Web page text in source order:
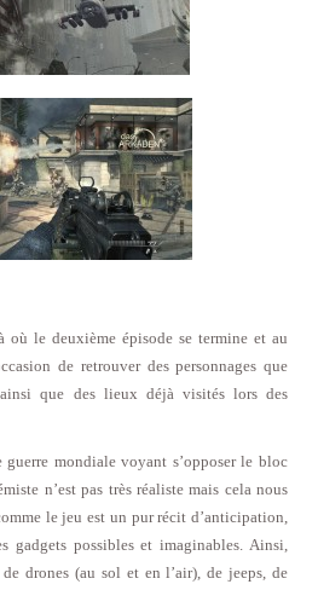
où le deuxième épisode se termine et au
de retrouver des personnages que
que des lieux déjà visités lors des
mondiale voyant s’opposer le bloc
n’est pas très réaliste mais cela nous
le jeu est un pur récit d’anticipation,
gadgets possibles et imaginables. Ainsi,
drones (au sol et en l’air), de jeeps, de